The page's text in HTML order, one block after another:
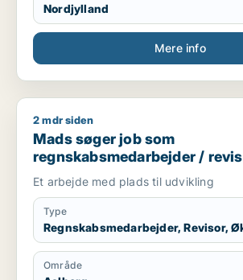
Nordjylland
Mere info
Mads søger job som
2 mdr siden
Mads søger job som
regnskabsmedarbejder /
Et arbejde med plads til udvikling
Type
Regnskabsmedarbejder, Revisor,
Område